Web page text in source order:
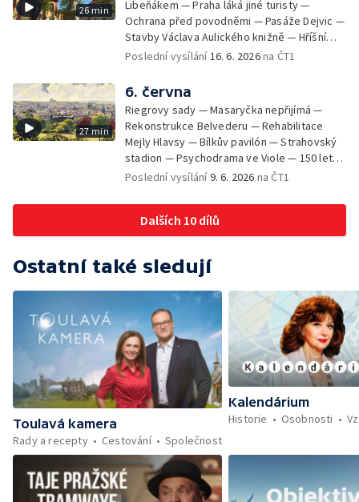
26 min
Libeňákem — Praha láká jiné turisty —
Ochrana před povodněmi — Pasáže Dejvic —
Stavby Václava Aulického knižně — Hříšní
lidé v Divadle ABC — Kunratice
Poslední vysílání16. 6. 2026na ČT1
27 min
6. června
Riegrovy sady — Masaryčka nepřijímá —
Rekonstrukce Belvederu — Rehabilitace
Mejly Hlavsy — Bílkův pavilón — Strahovský
stadion — Psychodrama ve Viole — 150 let
od smrti Františka Palackého —
Poslední vysílání9. 6. 2026 na ČT1
Dalších 10 dílů
Ostatní také sledují
Toulavá kamera
Rady a recepty
Cestování Společnost
Kalendárium
Historie
Osobnosti